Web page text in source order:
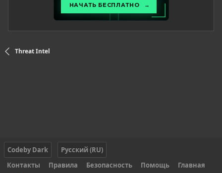
Threat Intel
Codeby Dark
Русский (RU)
Контакты
Правила Безопасность Помощь Главная